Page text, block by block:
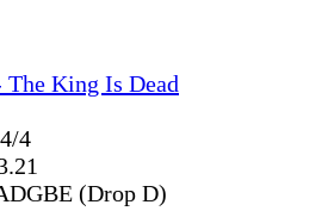
King Is Dead
4/4
(Drop D)